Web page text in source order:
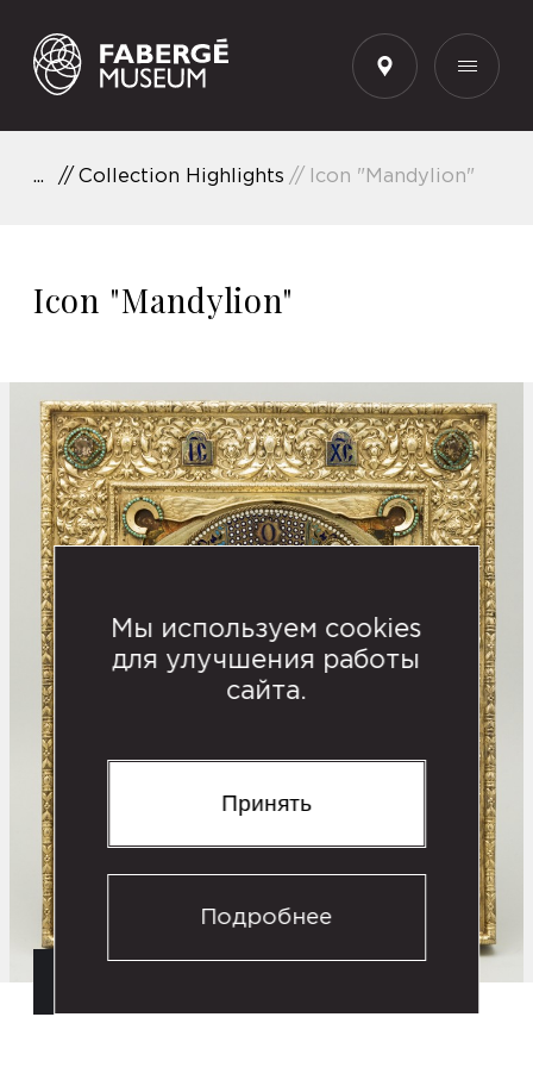
EN
Collection Highlights Icon "Mandylion"
Icon "Mandylion"
Мы используем cookies
для улучшения работы
сайта.
Принять
Подробнее